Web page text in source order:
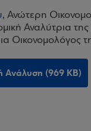
, Ανώτερη
Αναλύτρια
Οικονομολόγος
Ανάλυση (969 KB)